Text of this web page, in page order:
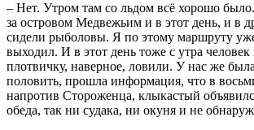
– Нет. Утром там со льдом всё хорошо
за островом Медвежьим и в этот день, и в
сидели рыболовы. Я по этому маршруту
выходил. И в этот день тоже с утра человек
плотвичку, наверное, ловили. У нас же
половить, прошла информация, что в
напротив Стороженца, клыкастый
обеда, так ни судака, ни окуня и не